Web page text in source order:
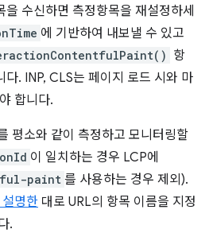
수신하면 측정항목을 재설정하세
에 기반하여 내보낼 수 있고
항
다. INP, CLS는 페이지 로드 시와 마
합니다.
평소와 같이 측정하고 모니터링할
이 일치하는 경우 LCP에
paint 를 사용하는 경우 제외).
명한 대로 URL의 항목 이름을 지정
.